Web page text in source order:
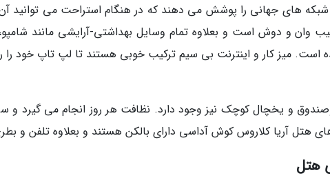
شبکه های جهانی را پوشش می دهند که در هنگام استراحت می توانید
وان و دوش است و بعلاوه تمام وسایل بهداشتی-آرایشی مانند
است. میز کار و اینترنت بی سیم ترکیب خوبی هستند تا لپ تاپ خود
هتل آریا کلاروس کوش آداسی دارای بالکن هستند و بعلاوه تلفن و
هتل